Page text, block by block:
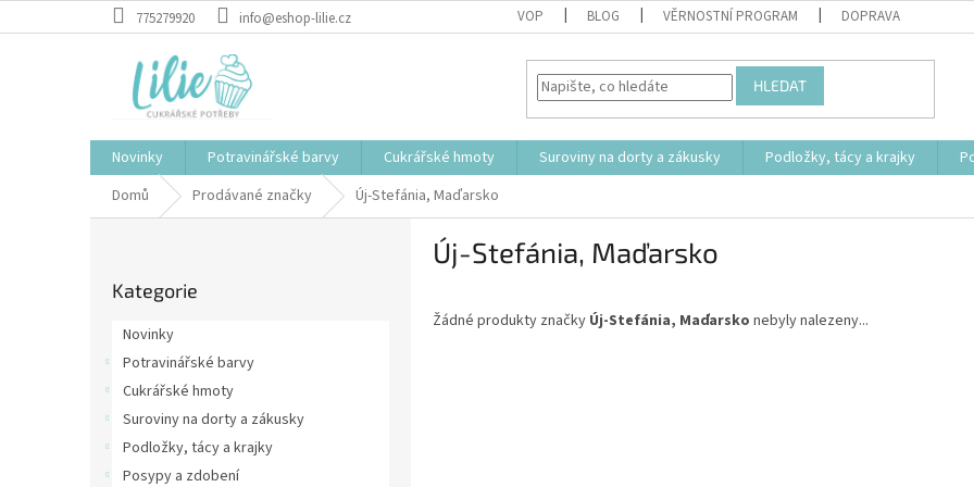
na
775279920 info@eshop-lilie.cz VOP BLOG VĚRNOSTNÍ PROGRAM DOPRAVA
HLEDAT
Novinky Potravinářské barvy Cukrářské hmoty Suroviny na dorty a zákusky Podložky, tácy a krajky
Domů
Prodávané značky Új-Stefánia, Maďarsko
kategorie
Kategorie
Novinky
Potravinářské barvy
Cukrářské hmoty
Suroviny na dorty a zákusky
Podložky, tácy a krajky
Posypy a zdobení
Új-Stefánia, Maďarsko
Žádné produkty značky Új-Stefánia, Maďarsko nebyly nalezeny...